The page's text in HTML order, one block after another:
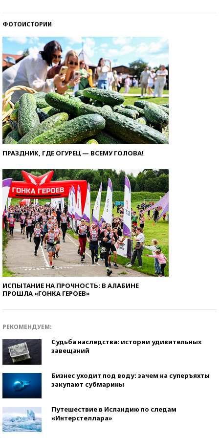
ФОТОИСТОРИИ
ПРАЗДНИК, ГДЕ ОГУРЕЦ — ВСЕМУ ГОЛОВА!
ИСПЫТАНИЕ НА ПРОЧНОСТЬ: В АЛАБИНЕ
ПРОШЛА «ГОНКА ГЕРОЕВ»
РЕКОМЕНДУЕМ:
Судьба наследства: истории удивительных
завещаний
Бизнес уходит под воду: зачем на суперъяхты
закупают субмарины
Путешествие в Исландию по следам
«Интерстеллара»